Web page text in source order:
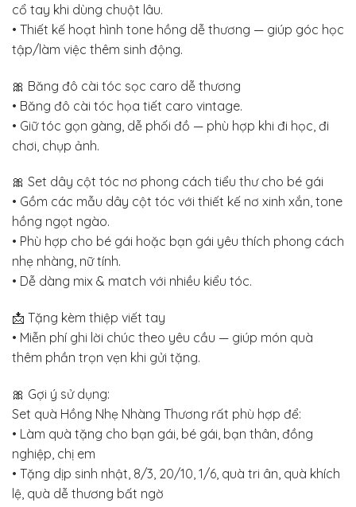
cổ tay khi dùng chuột lâu.
• Thiết kế hoạt hình tone hồng dễ thương — giúp góc học
tập/làm việc thêm sinh động.
🎀 Băng đô cài tóc sọc caro dễ thương
• Băng đô cài tóc họa tiết caro vintage.
• Giữ tóc gọn gàng, dễ phối đồ — phù hợp khi đi học, đi
chơi, chụp ảnh.
🎀 Set dây cột tóc nơ phong cách tiểu thư cho bé gái
• Gồm các mẫu dây cột tóc với thiết kế nơ xinh xắn, tone
hồng ngọt ngào.
• Phù hợp cho bé gái hoặc bạn gái yêu thích phong cách
nhẹ nhàng, nữ tính.
• Dễ dàng mix & match với nhiều kiểu tóc.
📩 Tặng kèm thiệp viết tay
• Miễn phí ghi lời chúc theo yêu cầu — giúp món quà
thêm phần trọn vẹn khi gửi tặng.
🎀 Gợi ý sử dụng:
Set quà Hồng Nhẹ Nhàng Thương rất phù hợp để:
• Làm quà tặng cho bạn gái, bé gái, bạn thân, đồng
nghiệp, chị em
• Tặng dịp sinh nhật, 8/3, 20/10, 1/6, quà tri ân, quà khích
lệ, quà dễ thương bất ngờ